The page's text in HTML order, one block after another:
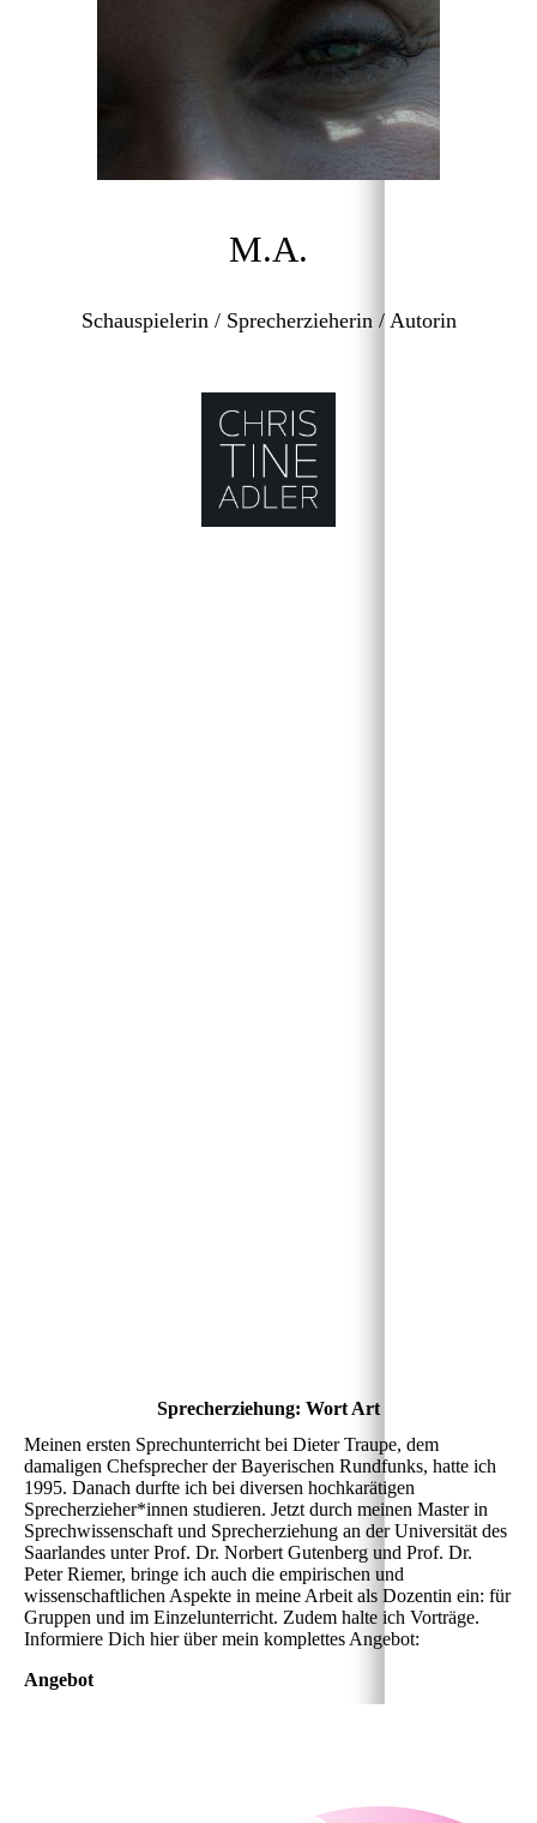
M.A.
Schauspielerin / Sprecherzieherin / Autorin
Sprecherziehung: Wort Art
Meinen ersten Sprechunterricht bei Dieter Traupe, dem
damaligen Chefsprecher der Bayerischen Rundfunks, hatte ich
1995. Danach durfte ich bei diversen hochkarätigen
Sprecherzieher*innen studieren. Jetzt durch meinen Master in
Sprechwissenschaft und Sprecherziehung an der Universität des
Saarlandes unter Prof. Dr. Norbert Gutenberg und Prof. Dr.
Peter Riemer, bringe ich auch die empirischen und
wissenschaftlichen Aspekte in meine Arbeit als Dozentin ein: für
Gruppen und im Einzelunterricht. Zudem halte ich Vorträge.
Informiere Dich hier über mein komplettes Angebot:
Angebot